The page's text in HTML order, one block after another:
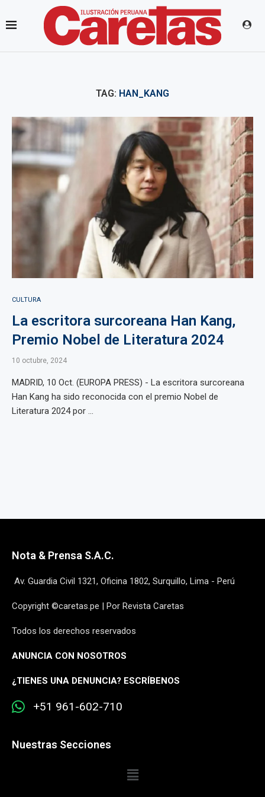
TAG: HAN_KANG
CULTURA
La escritora surcoreana Han Kang,
Premio Nobel de Literatura 2024
10 octubre, 2024
MADRID, 10 Oct. (EUROPA PRESS) - La escritora surcoreana
Han Kang ha sido reconocida con el premio Nobel de
Literatura 2024 por ...
Nota & Prensa S.A.C.
Av. Guardia Civil 1321, Oficina 1802, Surquillo, Lima - Perú
Copyright ©caretas.pe | Por Revista Caretas
Todos los derechos reservados
ANUNCIA CON NOSOTROS
¿TIENES UNA DENUNCIA? ESCRÍBENOS
+51 961-602-710
Nuestras Secciones